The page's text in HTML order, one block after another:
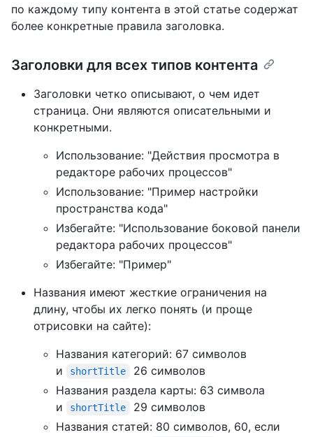
по каждому типу контента в этой статье содержат
более конкретные правила заголовка.
Заголовки для всех типов контента
Заголовки четко описывают, о чем идет
страница. Они являются описательными и
конкретными.
Использование: "Действия просмотра в
редакторе рабочих процессов"
Использование: "Пример настройки
пространства кода"
Избегайте: "Использование боковой панели
редактора рабочих процессов"
Избегайте: "Пример"
Названия имеют жесткие ограничения на
длину, чтобы их легко понять (и проще
отрисовки на сайте):
Названия категорий: 67 символов
и
shortTitle
26 символов
Названия раздела карты: 63 символа
и
shortTitle
29 символов
Названия статей: 80 символов, 60, если